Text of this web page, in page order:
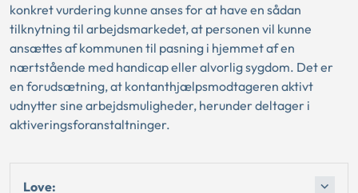
konkret vurdering kunne anses for at have en sådan
tilknytning til arbejdsmarkedet, at personen vil kunne
ansættes af kommunen til pasning i hjemmet af en
nærtstående med handicap eller alvorlig sygdom. Det er
en forudsætning, at kontanthjælpsmodtageren aktivt
udnytter sine arbejdsmuligheder, herunder deltager i
aktiveringsforanstaltninger.
Love: